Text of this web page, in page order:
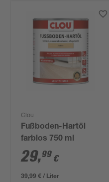
Clou
Fußboden-Hartöl
farblos 750 ml
29,99 €
39,99 € / Liter